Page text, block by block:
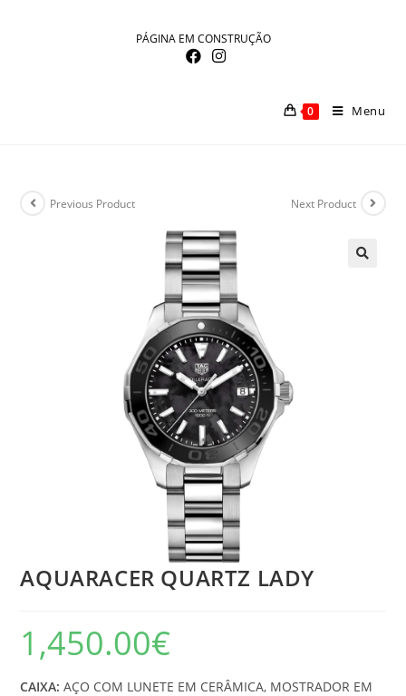
PÁGINA EM CONSTRUÇÃO
0 Menu
Previous Product Next Product
AQUARACER QUARTZ LADY
1,450.00€
CAIXA: AÇO COM LUNETE EM CERÂMICA, MOSTRADOR EM